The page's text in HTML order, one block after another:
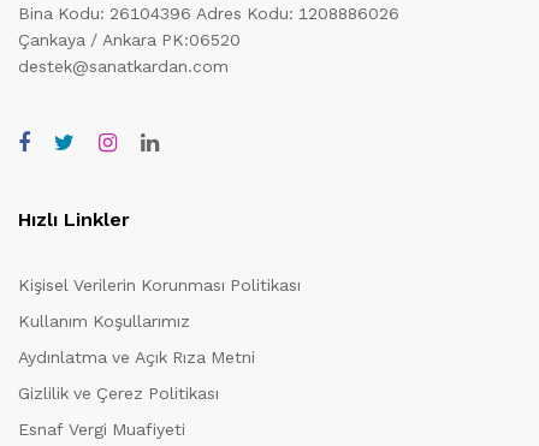
Bina Kodu: 26104396 Adres Kodu: 1208886026
Çankaya / Ankara PK:06520
destek@sanatkardan.com
Hızlı Linkler
Kişisel Verilerin Korunması Politikası
Kullanım Koşullarımız
Aydınlatma ve Açık Rıza Metni
Gizlilik ve Çerez Politikası
Esnaf Vergi Muafiyeti